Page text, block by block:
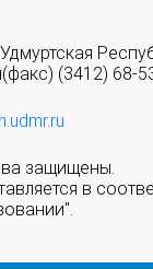
(3412) 68-
защищены.
в